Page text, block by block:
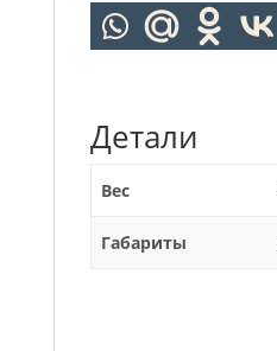
Детали
Вес
Габариты